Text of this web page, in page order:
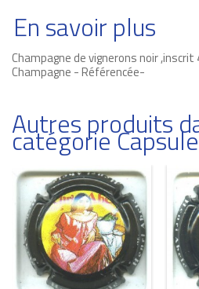
En savoir plus
Champagne de vignerons noir
Champagne - Référencée-
Autres produits
catégorie